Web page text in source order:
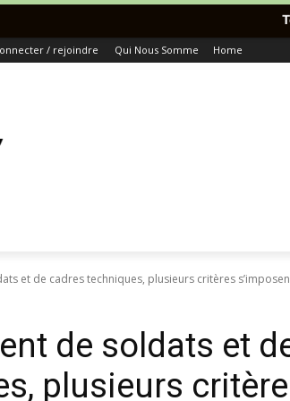
/ rejoindre Qui Nous Somme Home
et de cadres techniques, plusieurs critères
de soldats et
plusieurs
Toutes Les